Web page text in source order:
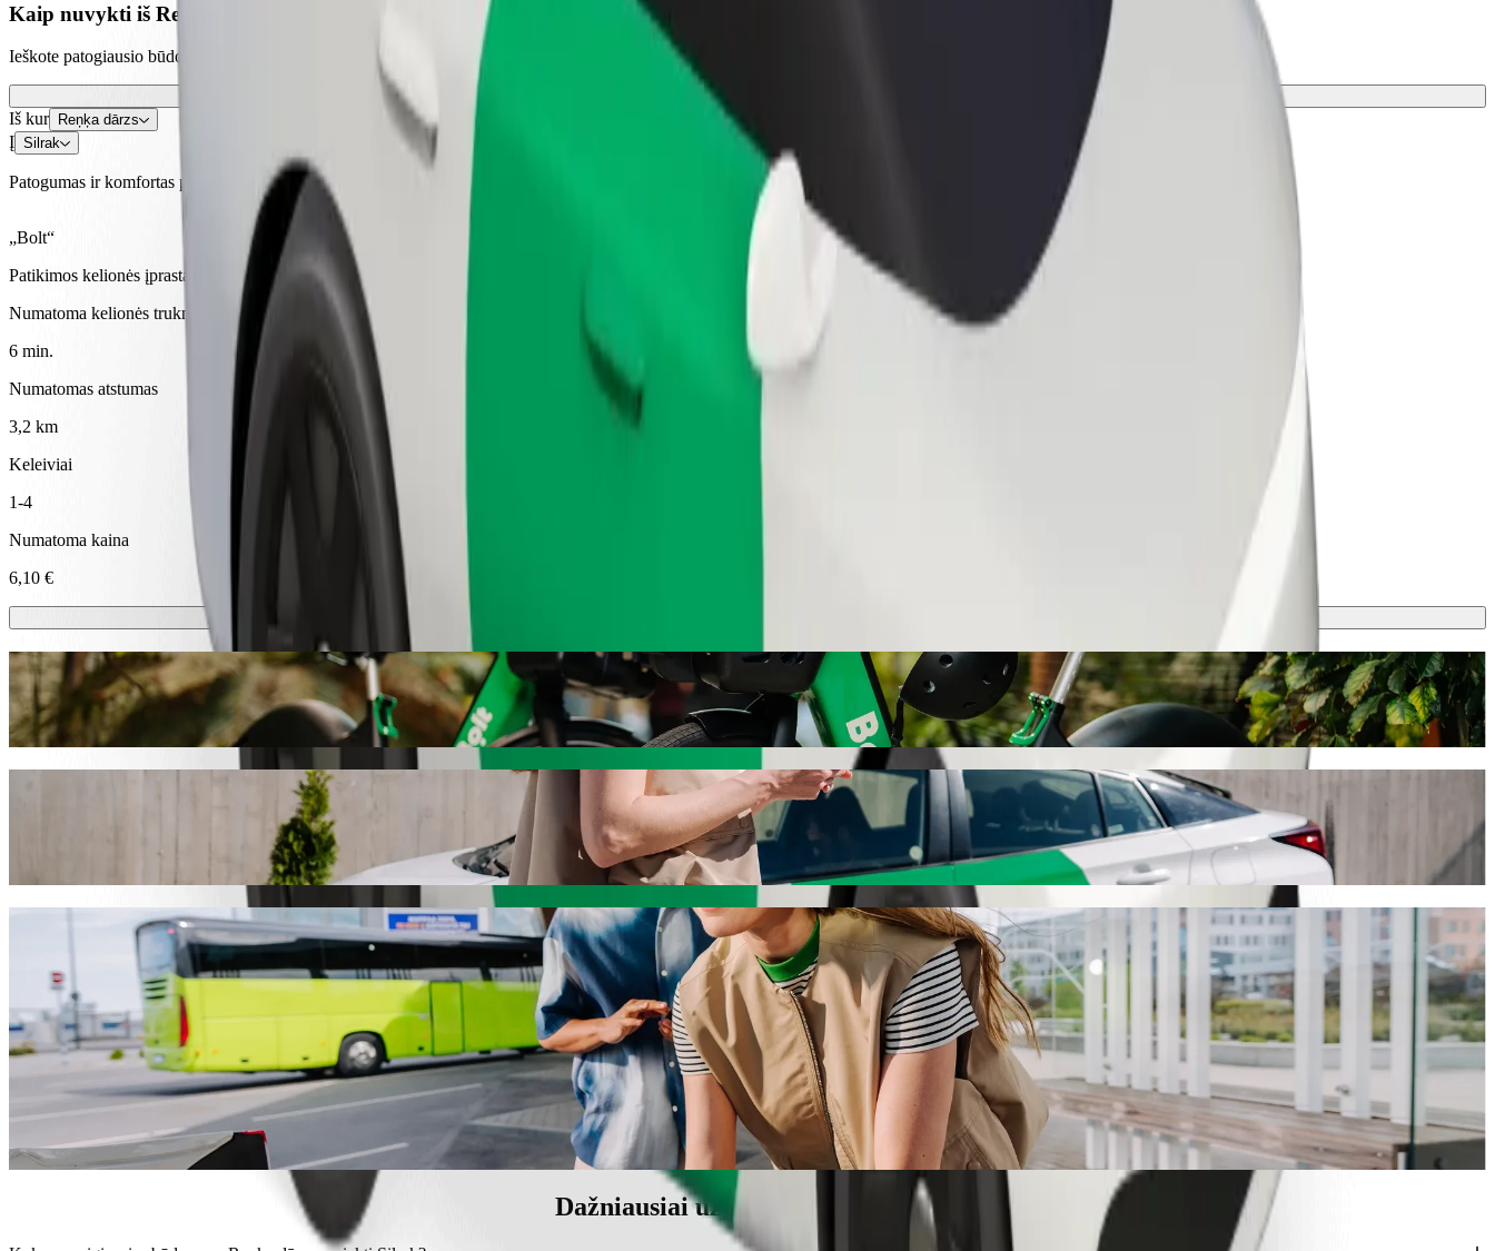
Kaip nuvykti iš Reņķa dārzs į Silrak | „Bolt“
Ieškote patogiausio būdo nukeliauti iš Reņķa dārzs į Silrak? Peržiūrėkite mūsų teikiamas paslaugas ir išsirinkite tinkamiausias jūsų kelionei.
Atsisiųsti programėlę
Iš kur Reņķa dārzs
Į Silrak
Patogumas ir komfortas pasiekiami vos keliais spustelėjimais!
„Bolt“
Patikimos kelionės įprastais vidutinio dydžio automobiliais
Numatoma kelionės trukmė
6 min.
Numatomas atstumas
3,2 km
Keleiviai
1-4
Numatoma kaina
6,10 €
Paspirtukai ir el. dviračiai
Mieste keliaukite paspirtuku arba el. dviračiu
Atsisiųsti programėlę „Bolt“
Nuo Reņķa dārzs iki Silrak keliaukite su „Bolt“
Norite pasiekti Silrak už geresnę kainą? Rinkitės „Bolt“ pavėžėjimo paslaugas. Su „Bolt“ kelionė truks apie 6 min. ir kainuos maždaug 6,10 € EUR. Kad ir kokia proga bebūtų, rasime jums tinkamiausią
„Bolt“ paslaugos kelionei iš Reņķa dārzs į Silrak
Daug bagažo? Rinkitės „XL“ kategoriją – joje telpa iki 6 keleivių.
Norite atvykti stilingai? Išbandykite „Bolt“ premium automobilius.
Keliausite su vaikais? Išsikvieskite automobilį, kuriame bus paaukštinimas vaikui.
Keliausite su augintiniais? Išbandykite keliones, skirtas augintiniams.
Reikia papildomos pagalbos? Kategorijoje „Assist“ rasite transporto priemonių, pritaikytų vežimėliui (Pritaikyta vežimėliui).
Nebrangios kelionės? Rinkitės kompaktišką „Bolt Basic“ automobilį – kainuos mažiau.
Atsisiųsti programėlę „Bolt“
Dažniausiai užduodami klausimai